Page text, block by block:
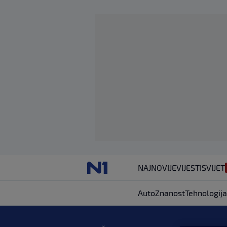
NAJNOVIJEVIJESTISVIJET
AutoZnanostTehnologija